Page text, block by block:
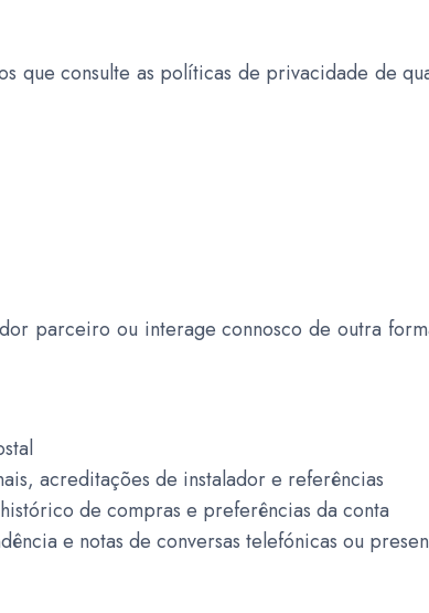
que consulte as políticas de privacidade de
parceiro ou interage connosco de outra
acreditações de instalador e referências
de compras e preferências da conta
e notas de conversas telefónicas ou